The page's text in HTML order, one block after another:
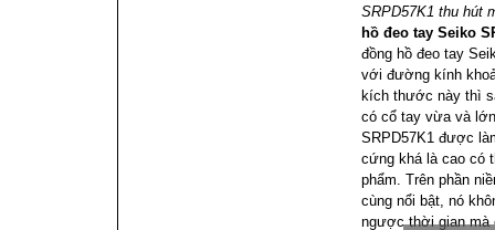
SRPD57K1 thu hút
hồ đeo tay Seiko
đồng hồ đeo tay
với đường kính
kích thước này thì
có cổ tay vừa và
SRPD57K1 được
cứng khá là cao có
phẩm. Trên phần
cùng nổi bật, nó
ngược thời gian mà